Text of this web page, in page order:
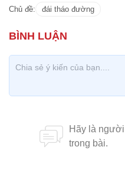
Chủ đề: đái tháo đường